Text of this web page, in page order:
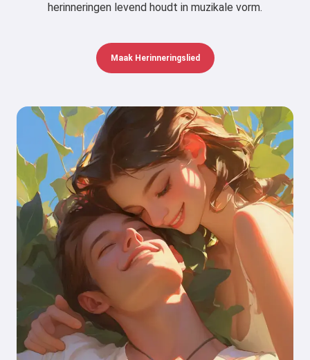
herinneringen levend houdt in muzikale vorm.
Maak Herinneringslied